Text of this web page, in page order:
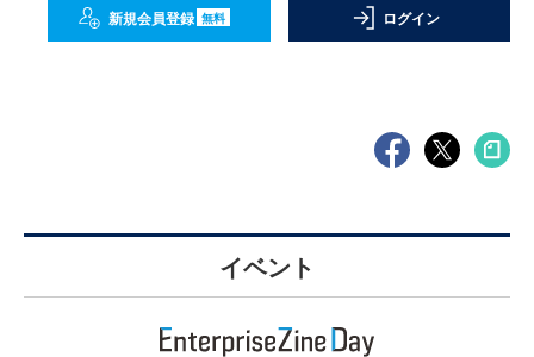
新規会員登録 無料 ログイン
イベント